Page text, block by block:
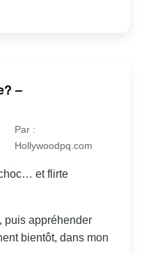
–
Par :
Hollywoodpq.com
et flirte
puis appréhender
bientôt, dans mon